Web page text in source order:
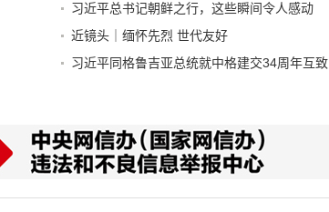
习近平总书记朝鲜之行，这些瞬间令人感动
近镜头｜缅怀先烈 世代友好
习近平同格鲁吉亚总统就中格建交34周年互致